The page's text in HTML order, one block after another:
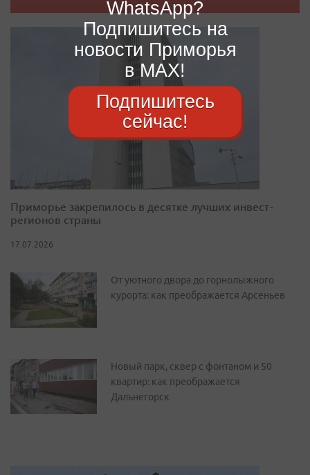
Приморье закрепилось в десятке лучших инвест-
регионов страны
17.07.2026
От уютного двора до горнолыжного
курорта: как преображается Арсеньев
Новый парк, сквер с фонтаном и 50
квартир: как преображается
Дальнегорск
WhatsApp?
Подпишитесь на
новости Приморья
в MAX!
Подпишитесь
сейчас!